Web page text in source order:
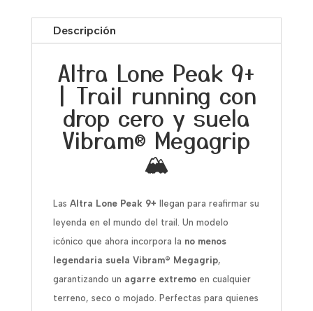
Descripción
Altra Lone Peak 9+
| Trail running con
drop cero y suela
Vibram® Megagrip
🏔️
Las Altra Lone Peak 9+ llegan para reafirmar su
leyenda en el mundo del trail. Un modelo
icónico que ahora incorpora la no menos
legendaria suela Vibram® Megagrip,
garantizando un agarre extremoen cualquier
terreno, seco o mojado. Perfectas para quienes